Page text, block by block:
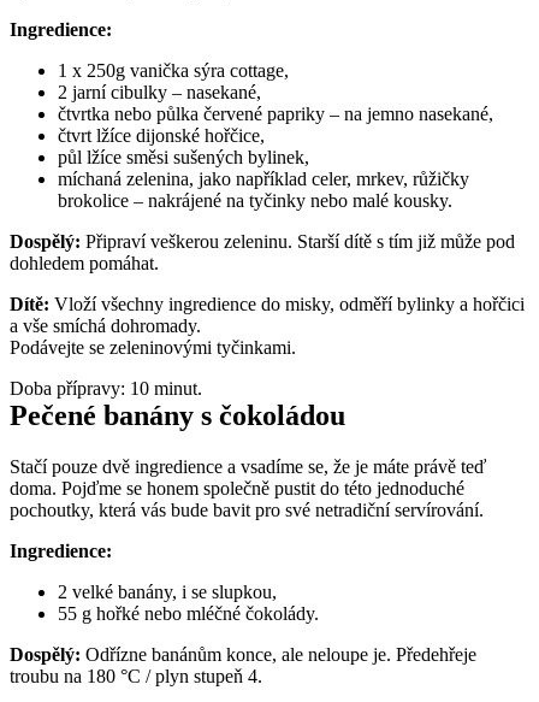
Ingredience:
1 x 250g vanička sýra cottage,
2 jarní cibulky – nasekané,
čtvrtka nebo půlka červené papriky – na jemno nasekané,
čtvrt lžíce dijonské hořčice,
půl lžíce směsi sušených bylinek,
míchaná zelenina, jako například celer, mrkev, růžičky
brokolice – nakrájené na tyčinky nebo malé kousky.
Dospělý: Připraví veškerou zeleninu. Starší dítě s tím již může pod
dohledem pomáhat.
Dítě: Vloží všechny ingredience do misky, odměří bylinky a hořčici
a vše smíchá dohromady.
Podávejte se zeleninovými tyčinkami.
Doba přípravy: 10 minut.
Pečené banány s čokoládou
Stačí pouze dvě ingredience a vsadíme se, že je máte právě teď
doma. Pojďme se honem společně pustit do této jednoduché
pochoutky, která vás bude bavit pro své netradiční servírování.
Ingredience:
2 velké banány, i se slupkou,
55 g hořké nebo mléčné čokolády.
Dospělý: Odřízne banánům konce, ale neloupe je. Předehřeje
troubu na 180 °C / plyn stupeň 4.